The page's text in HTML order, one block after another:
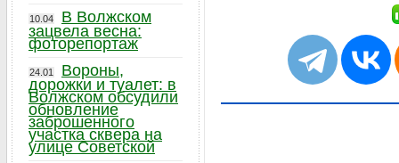
10.04
В Волжском
зацвела весна:
фоторепортаж
24.01
Вороны,
дорожки и туалет: в
Волжском обсудили
обновление
заброшенного
участка сквера на
улице Советской